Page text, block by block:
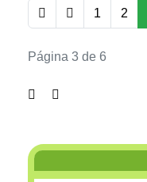
1 2
Página 3 de 6